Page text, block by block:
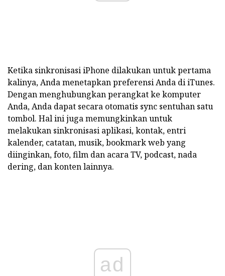
Ketika sinkronisasi iPhone dilakukan untuk pertama
kalinya, Anda menetapkan preferensi Anda di iTunes.
Dengan menghubungkan perangkat ke komputer
Anda, Anda dapat secara otomatis sync sentuhan satu
tombol. Hal ini juga memungkinkan untuk
melakukan sinkronisasi aplikasi, kontak, entri
kalender, catatan, musik, bookmark web yang
diinginkan, foto, film dan acara TV, podcast, nada
dering, dan konten lainnya.
ad